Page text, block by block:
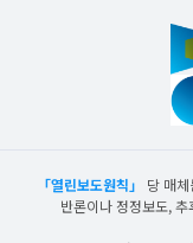
「열린보도원칙」
당 매
반론이나 정정보도,